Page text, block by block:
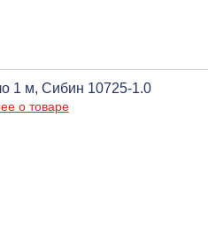
1 м, Сибин 10725-1.0
о товаре